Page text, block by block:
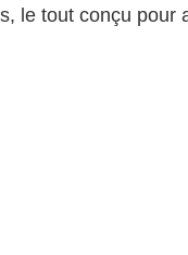
le tout conçu pour